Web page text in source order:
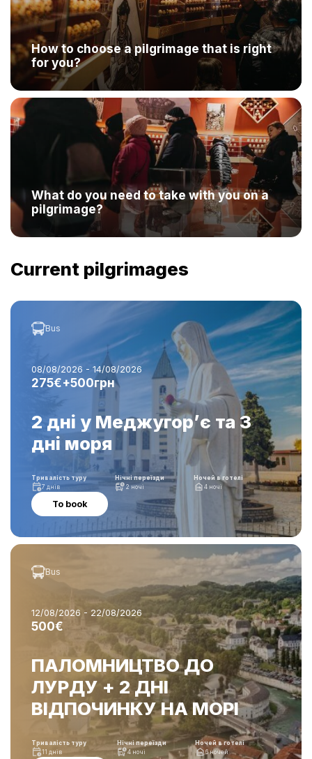
How to choose a pilgrimage that is right
for you?
What do you need to take with you on a
pilgrimage?
Current pilgrimages
Bus
08/08/2026 - 14/08/2026
275€+500грн
2 дні у Меджугор’є та 3
дні моря
To book
Тривалість туру
7 днів
Нічні переїзди
2 ночі
Ночей в готелі
4 ночі
Bus
12/08/2026 - 22/08/2026
500€
ПАЛОМНИЦТВО ДО
ЛУРДУ + 2 ДНІ
ВІДПОЧИНКУ НА МОРІ
Тривалість туру
11 днів
Нічні переїзди
4 ночі
Ночей в готелі
6 ночей